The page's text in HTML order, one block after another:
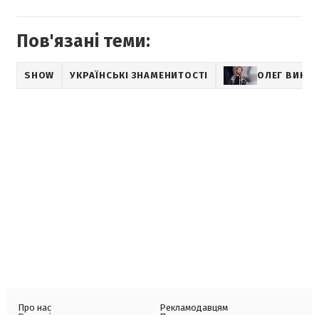
Пов'язані теми:
SHOW УКРАЇНСЬКІ ЗНАМЕНИТОСТІ ОЛЕГ
Про нас
Рекламодавцям